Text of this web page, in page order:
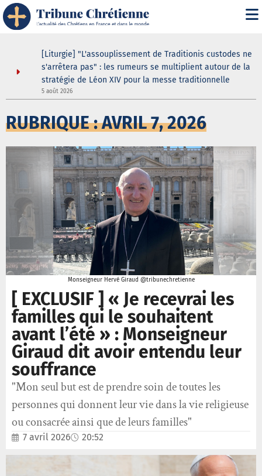
[Liturgie] "L'assouplissement de Traditionis custodes ne
s'arrêtera pas" : les rumeurs se multiplient autour de la
stratégie de Léon XIV pour la messe traditionnelle
5 août 2026
RUBRIQUE : AVRIL 7, 2026
Monseigneur Hervé Giraud @tribunechretienne
[ EXCLUSIF ] « Je recevrai les
familles qui le souhaitent
avant l’été » : Monseigneur
Giraud dit avoir entendu leur
souffrance
"Mon seul but est de prendre soin de toutes les
personnes qui donnent leur vie dans la vie religieuse
ou consacrée ainsi que de leurs familles"
7 avril 2026 20:52